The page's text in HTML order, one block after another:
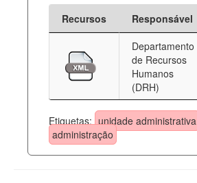
Recursos Responsável
Departamento
de Recursos
Humanos
(DRH)
Etiquetas: unidade administrativa
administração